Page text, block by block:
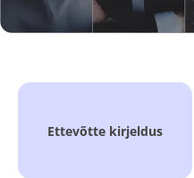
Ettevõtte kirjeldus